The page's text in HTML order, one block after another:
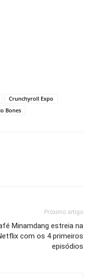
Crunchyroll Expo
Bones
Próximo artigo
Minamdang estreia na
com os 4 primeiros
episódios